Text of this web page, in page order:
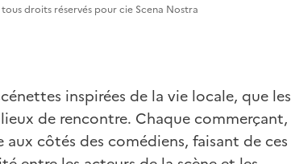
droits réservés pour cie Scena Nostra
inspirées de la vie locale, que les
de rencontre. Chaque commerçant,
côtés des comédiens, faisant de ces